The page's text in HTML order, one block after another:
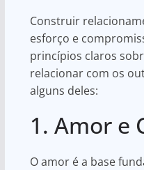
Construir
esforço e
princípios claros
relacionar com os
alguns deles:
1. Amor e
O amor é a base